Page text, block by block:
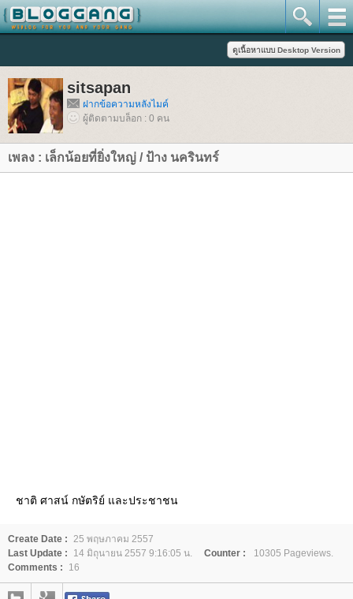
sitsapan
ฝากข้อความหลังไมค์
ผู้ติดตามบล็อก : 0 คน
เพลง : เล็กน้อยที่ยิ่งใหญ่ / ป้าง นครินทร์
ชาติ ศาสน์ กษัตริย์ และประชาชน
Create Date : 25 พฤษภาคม 2557
Last Update :
14 มิถุนายน 2557 9:16:05 น. Counter :
10305 Pageviews.
Comments :
16